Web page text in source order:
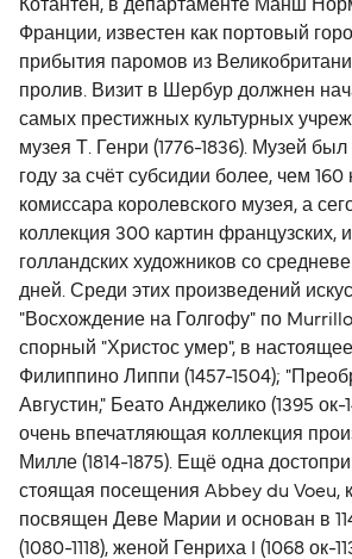
Котантен, в департаменте Манш
Франции, известен как портовый
прибытия паромов из
пролив. Визит в Шербур должнен
самых престижных культурных
музея Т. Генри (1776-1836). Музей был
году за счёт субсидии более, чем 160
комиссара королевского музея, а
коллекция 300 картин французских,
голландских художников со
дней. Среди этих произведений
"Восхождение на Голгофу" по Murrillo
спорный "Христос умер", в
Филиппино Липпи (1457-1504);
Августин," Беато Анджелико (1395 ок-
очень впечатляющая коллекция
Милле (1814-1875). Ещё одна
стоящая посещения Abbey du Voeu,
посвящен Деве Марии и основан в
(1080-1118), женой Генриха I (1068 ок-